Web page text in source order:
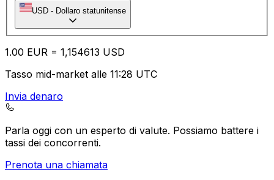
USD - Dollaro statunitense
1.00 EUR = 1,154613 USD
Tasso mid-market alle 11:28 UTC
Invia denaro
Parla oggi con un esperto di valute. Possiamo battere i
tassi dei concorrenti.
Prenota una chiamata